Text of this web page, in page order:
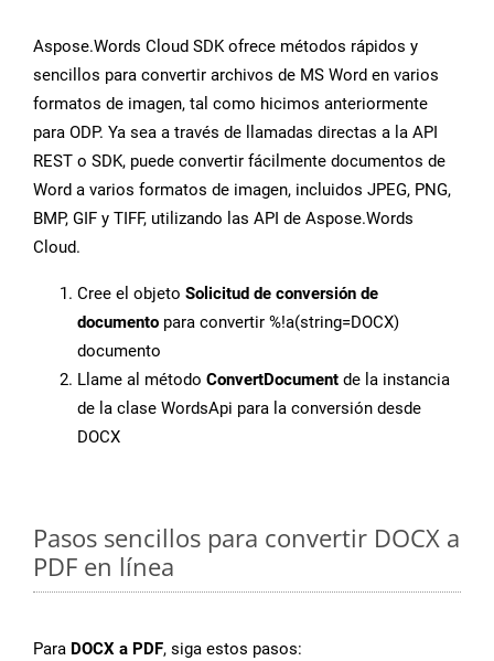
Aspose.Words Cloud SDK ofrece métodos rápidos y
sencillos para convertir archivos de MS Word en varios
formatos de imagen, tal como hicimos anteriormente
para ODP. Ya sea a través de llamadas directas a la API
REST o SDK, puede convertir fácilmente documentos de
Word a varios formatos de imagen, incluidos JPEG, PNG,
BMP, GIF y TIFF, utilizando las API de Aspose.Words
Cloud.
Cree el objeto Solicitud de conversión de
documento para convertir %!a(string=DOCX)
documento
Llame al método ConvertDocument de la instancia
de la clase WordsApi para la conversión desde
DOCX
Pasos sencillos para convertir DOCX a
PDF en línea
Para DOCX a PDF, siga estos pasos: